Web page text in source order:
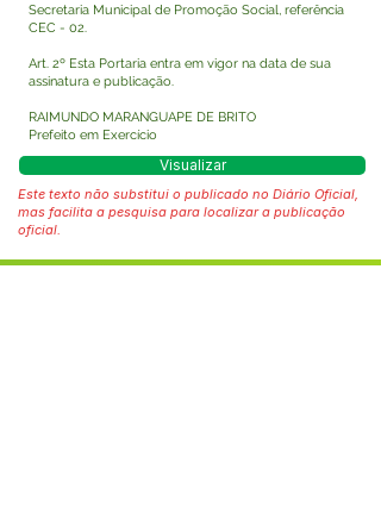
Secretaria Municipal de Promoção Social, referência
CEC - 02.
Art. 2º Esta Portaria entra em vigor na data de sua
assinatura e publicação.
RAIMUNDO MARANGUAPE DE BRITO
Prefeito em Exercício
Visualizar
Este texto não substitui o publicado no Diário Oficial,
mas facilita a pesquisa para localizar a publicação
oficial.